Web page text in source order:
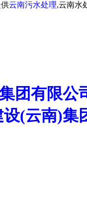
云南污水处理,云南水
团有限公
(云南)集